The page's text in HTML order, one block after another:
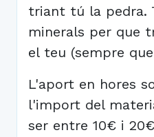
triant tú la pedra.
minerals per que
el teu (sempre
L'aport en hores
l'import del
ser entre 10€ i